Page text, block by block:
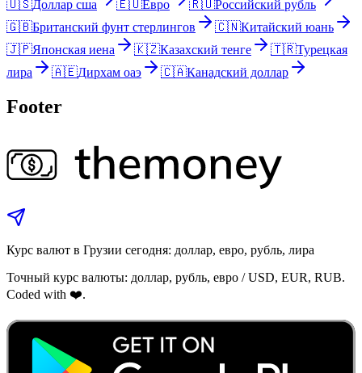
🇺🇸Доллар сша 🇪🇺Евро 🇷🇺Российский рубль
🇬🇧Британский фунт стерлингов 🇨🇳Китайский юань
🇯🇵Японская иена 🇰🇿Казахский тенге 🇹🇷Турецкая
лира
🇦🇪Дирхам оаэ 🇨🇦Канадский доллар
Footer
Курс валют в Грузии сегодня: доллар, евро, рубль, лира
Точный курс валюты: доллар, рубль, евро / USD, EUR, RUB.
Coded with ❤️.